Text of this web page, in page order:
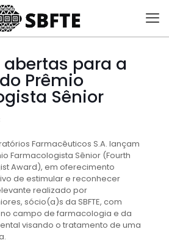
para a
Prêmio
Sênior
Farmacêuticos S.A. lançam
Farmacologista Sênior (Fourth
Award), em oferecimento
de estimular e reconhecer
realizado por
sócio(a)s da SBFTE, com
campo de farmacologia e da
visando o tratamento de uma